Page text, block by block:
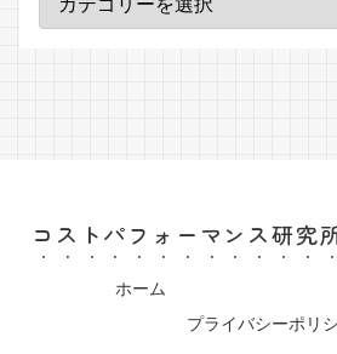
コストパフォーマンス研究
ホーム
プライバシーポリ